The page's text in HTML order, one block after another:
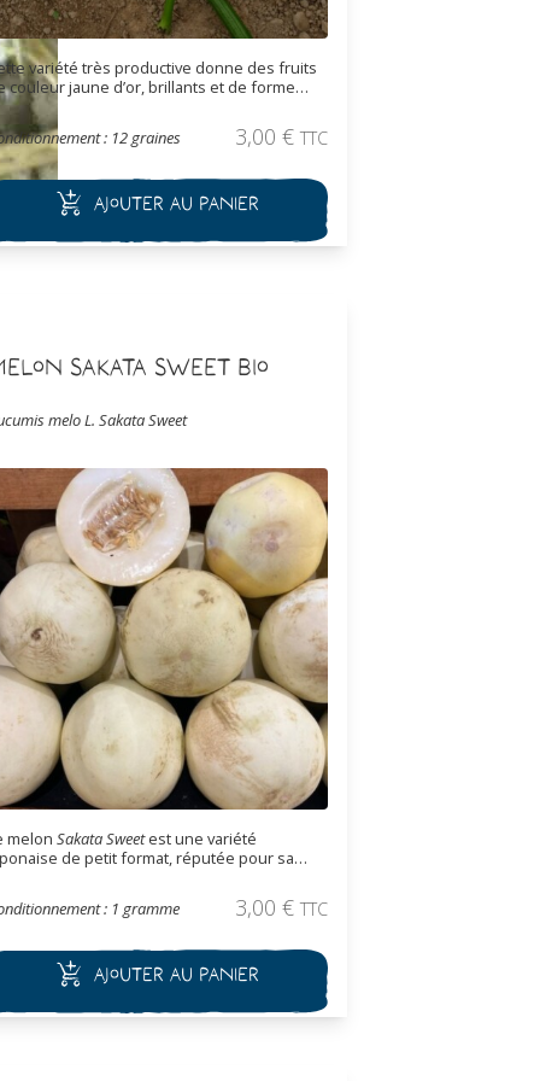
variété très productive donne des fruits
couleur jaune d’or, brillants et de forme
Les fruits se cueillent jeunes
25 et 35 centimètres de long) pour avoir
chair sucrée et fondante à la cuisson.
: 12 graines 3,00 € TTC
Ajouter au panier
Sakata Sweet Bio
melo L. Sakata Sweet
melonSakata Sweetest une variété
de petit format, réputée pour sa
Facile à cultiver, il est parfait pour
petits potagers et les amateurs de melons
: 1 gramme 3,00 € TTC
Ajouter au panier